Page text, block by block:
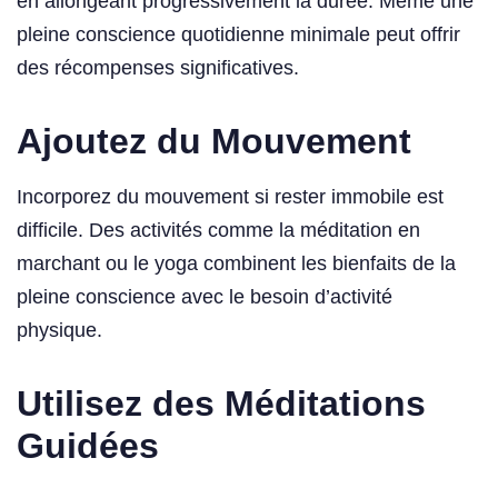
pleine conscience quotidienne minimale peut offrir
des récompenses significatives.
Ajoutez du Mouvement
Incorporez du mouvement si rester immobile est
difficile. Des activités comme la méditation en
marchant ou le yoga combinent les bienfaits de la
pleine conscience avec le besoin d’activité
physique.
Utilisez des Méditations
Guidées